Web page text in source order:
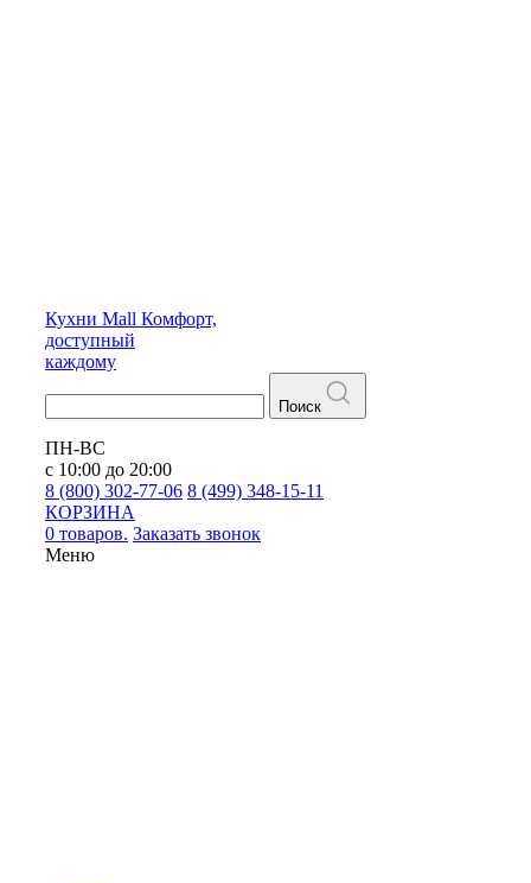
Кухни Mall Комфорт,
доступный
каждому
Поиск
ПН-ВС
с 10:00 до 20:00
8 (800) 302-77-06 8 (499) 348-15-11
КОРЗИНА
0 товаров. Заказать звонок
Меню